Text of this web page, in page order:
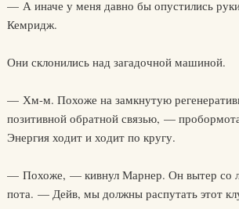
— А иначе у меня давно бы опустились
Кемридж.
Они склонились над загадочной машиной.
— Хм-м. Похоже на замкнутую
позитивной обратной связью, —
Энергия ходит и ходит по кругу.
— Похоже, — кивнул Марнер. Он вытер со
пота. — Дейв, мы должны распутать этот